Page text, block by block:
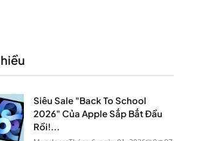
Siêu Sale "Back To School
2026" Của Apple Sắp Bắt Đầu
Rồi!...